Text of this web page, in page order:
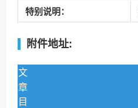
特别说明：
附件地址:
文
章
目